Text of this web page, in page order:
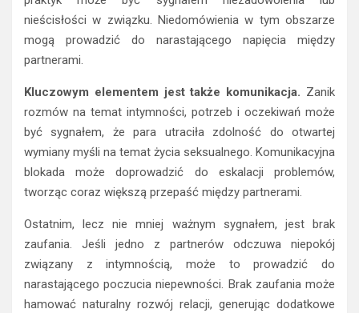
nieścisłości w związku. Niedomówienia w tym obszarze
mogą prowadzić do narastającego napięcia między
partnerami.
Kluczowym elementem jest także komunikacja. Zanik
rozmów na temat intymności, potrzeb i oczekiwań może
być sygnałem, że para utraciła zdolność do otwartej
wymiany myśli na temat życia seksualnego. Komunikacyjna
blokada może doprowadzić do eskalacji problemów,
tworząc coraz większą przepaść między partnerami.
Ostatnim, lecz nie mniej ważnym sygnałem, jest brak
zaufania. Jeśli jedno z partnerów odczuwa niepokój
związany z intymnością, może to prowadzić do
narastającego poczucia niepewności. Brak zaufania może
hamować naturalny rozwój relacji, generując dodatkowe